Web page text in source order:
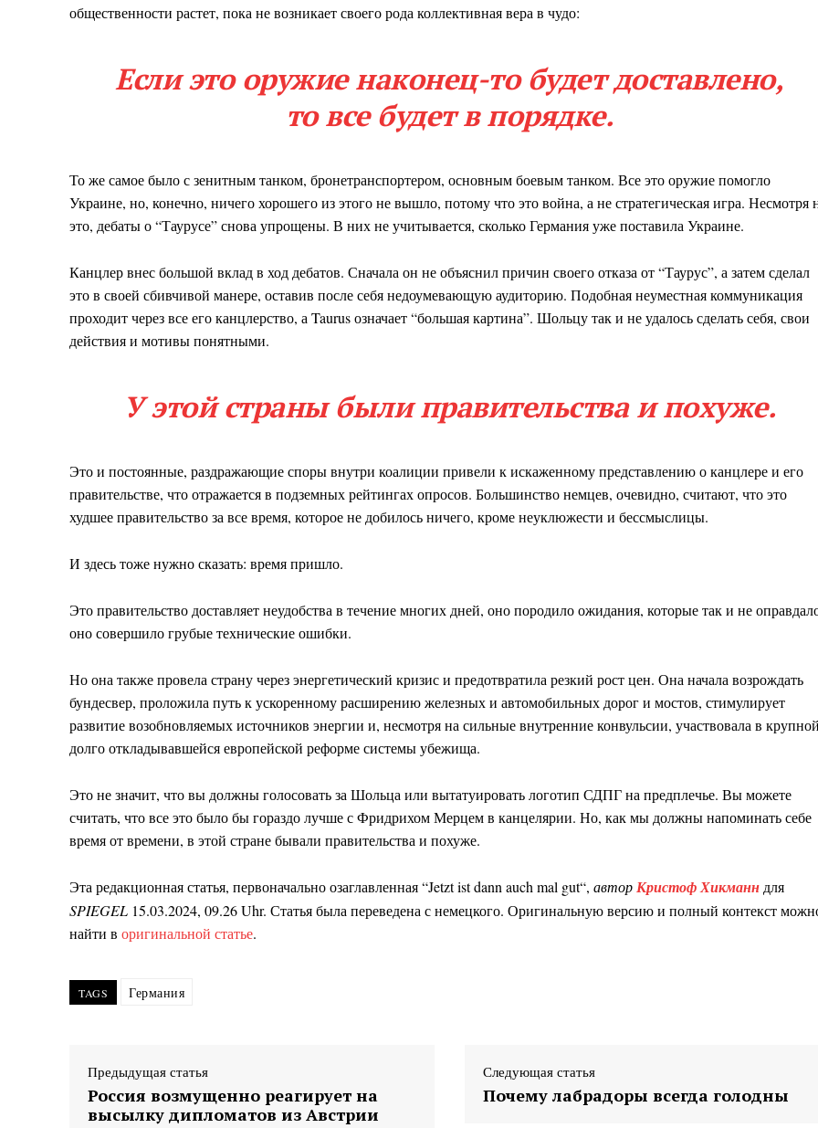
общественности растет, пока не возникает своего рода коллективная вера в чудо:
Если это оружие наконец-то будет доставлено,
то все будет в порядке.
То же самое было с зенитным танком, бронетранспортером, основным боевым танком. Все это оружие помогло
Украине, но, конечно, ничего хорошего из этого не вышло, потому что это война, а не стратегическая игра. Несмотря
это, дебаты о “Таурусе” снова упрощены. В них не учитывается, сколько Германия уже поставила Украине.
Канцлер внес большой вклад в ход дебатов. Сначала он не объяснил причин своего отказа от “Таурус”, а затем сделал
это в своей сбивчивой манере, оставив после себя недоумевающую аудиторию. Подобная неуместная коммуникация
проходит через все его канцлерство, а Taurus означает “большая картина”. Шольцу так и не удалось сделать себя, свои
действия и мотивы понятными.
У этой страны были правительства и похуже.
Это и постоянные, раздражающие споры внутри коалиции привели к искаженному представлению о канцлере и его
правительстве, что отражается в подземных рейтингах опросов. Большинство немцев, очевидно, считают, что это
худшее правительство за все время, которое не добилось ничего, кроме неуклюжести и бессмыслицы.
И здесь тоже нужно сказать: время пришло.
Это правительство доставляет неудобства в течение многих дней, оно породило ожидания, которые так и не
оно совершило грубые технические ошибки.
Но она также провела страну через энергетический кризис и предотвратила резкий рост цен. Она начала возрождать
бундесвер, проложила путь к ускоренному расширению железных и автомобильных дорог и мостов, стимулирует
развитие возобновляемых источников энергии и, несмотря на сильные внутренние конвульсии, участвовала в
долго откладывавшейся европейской реформе системы убежища.
Это не значит, что вы должны голосовать за Шольца или вытатуировать логотип СДПГ на предплечье. Вы можете
считать, что все это было бы гораздо лучше с Фридрихом Мерцем в канцелярии. Но, как мы должны напоминать себе
время от времени, в этой стране бывали правительства и похуже.
Эта редакционная статья, первоначально озаглавленная “Jetzt ist dann auch mal gut“, авторКристоф Хикманн для
SPIEGEL 15.03.2024, 09.26 Uhr. Статья была переведена с немецкого. Оригинальную версию и полный контекст
найти в оригинальной статье.
TAGS Германия
Предыдущая статья
Россия возмущенно реагирует на
высылку дипломатов из Австрии
Следующая статья
Почему лабрадоры всегда голодны